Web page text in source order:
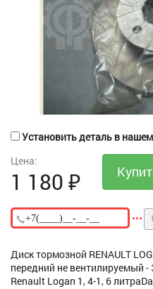
Установить деталь в
Цена:
1 180 ₽
Диск тормозной RENAULT
передний не вентилируемый
Renault Logan 1, 4-1, 6